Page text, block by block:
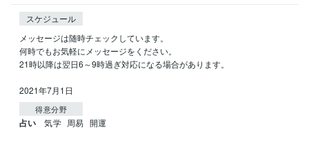
スケジュール
メッセージは随時チェックしています。
何時でもお気軽にメッセージをください。
21時以降は翌日6～9時過ぎ対応になる場合があります。
2021年7月1日
得意分野
占い 気学 周易 開運